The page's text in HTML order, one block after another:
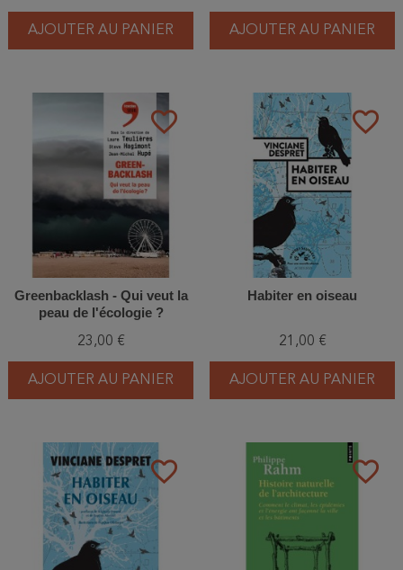
AJOUTER AU PANIER AJOUTER AU PANIER
favorite_border
Greenbacklash - Qui veut la
peau de l'écologie ?
23,00 €
AJOUTER AU PANIER
favorite_border
Habiter en oiseau
21,00 €
AJOUTER AU PANIER
favorite_border favorite_border